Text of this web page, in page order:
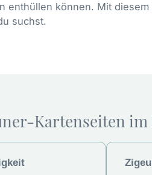
enthüllen können. Mit
suchst.
Kartenseiten